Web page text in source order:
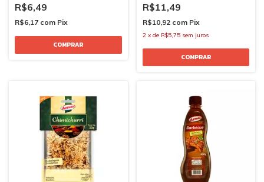
R$6,49
R$6,17 com Pix
R$11,49
R$10,92 com Pix
2 x de R$5,75 sem juros